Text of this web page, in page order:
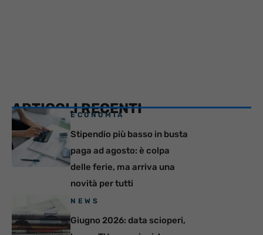
ARTICOLI RECENTI
ECONOMIA
Stipendio più basso in busta
paga ad agosto: è colpa
delle ferie, ma arriva una
novità per tutti
NEWS
Giugno 2026: data scioperi,